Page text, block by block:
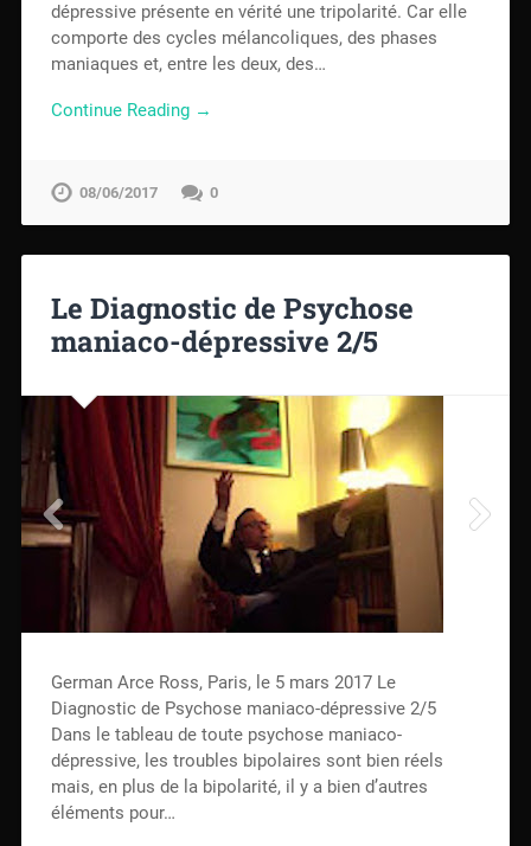
dépressive présente en vérité une tripolarité. Car elle
comporte des cycles mélancoliques, des phases
maniaques et, entre les deux, des…
Continue Reading →
08/06/2017 0
Le Diagnostic de Psychose
maniaco-dépressive 2/5
German Arce Ross, Paris, le 5 mars 2017 Le
Diagnostic de Psychose maniaco-dépressive 2/5
Dans le tableau de toute psychose maniaco-
dépressive, les troubles bipolaires sont bien réels
mais, en plus de la bipolarité, il y a bien d’autres
éléments pour…